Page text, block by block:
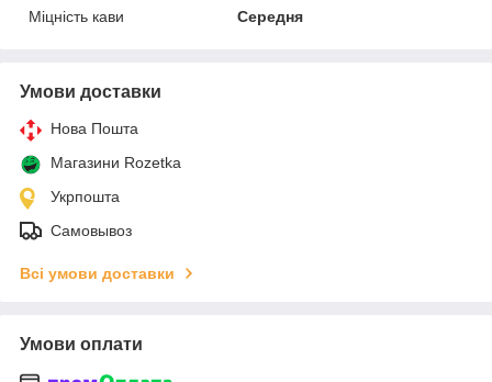
Міцність кави
Середня
Умови доставки
Нова Пошта
Магазини Rozetka
Укрпошта
Самовывоз
Всі умови доставки
Умови оплати